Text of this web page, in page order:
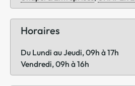
Horaires
Du Lundi au Jeudi, 09h à 17h
Vendredi, 09h à 16h